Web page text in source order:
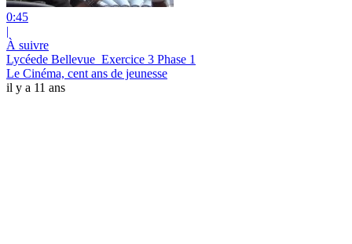
0:45
|
À suivre
Lycéede Bellevue_Exercice 3 Phase 1
Le Cinéma, cent ans de jeunesse
il y a 11 ans